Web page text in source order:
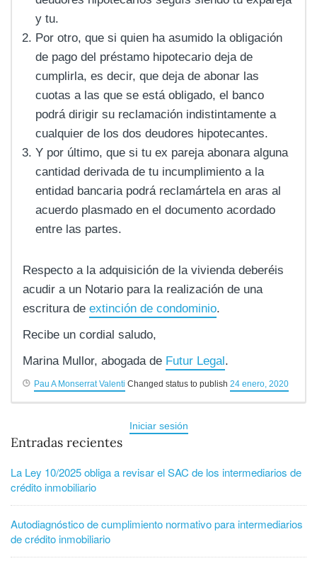
y tu.
Por otro, que si quien ha asumido la obligación
de pago del préstamo hipotecario deja de
cumplirla, es decir, que deja de abonar las
cuotas a las que se está obligado, el banco
podrá dirigir su reclamación indistintamente a
cualquier de los dos deudores hipotecantes.
Y por último, que si tu ex pareja abonara alguna
cantidad derivada de tu incumplimiento a la
entidad bancaria podrá reclamártela en aras al
acuerdo plasmado en el documento acordado
entre las partes.
Respecto a la adquisición de la vivienda deberéis
acudir a un Notario para la realización de una
escritura de extinción de condominio.
Recibe un cordial saludo,
Marina Mullor, abogada de Futur Legal.
Pau A Monserrat Valenti Changed status to publish 24 enero, 2020
Iniciar sesión
Entradas recientes
La Ley 10/2025 obliga a revisar el SAC de los intermediarios de
crédito inmobiliario
Autodiagnóstico de cumplimiento normativo para intermediarios
de crédito inmobiliario